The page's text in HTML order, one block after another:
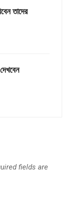
তাদের
fields are